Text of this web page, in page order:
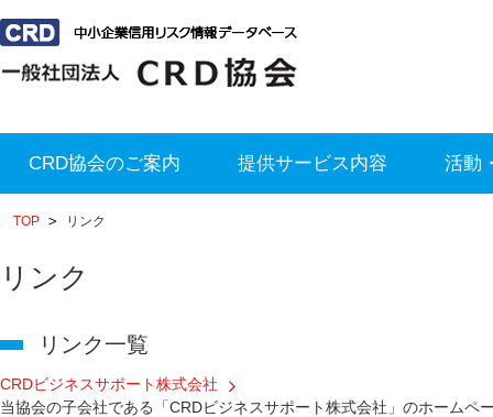
CRD協会のご案内 提供サービス内容 活動
TOP リンク
リンク
リンク一覧
CRDビジネスサポート株式会社
当協会の子会社である「CRDビジネスサポート株式会社」のホームペ